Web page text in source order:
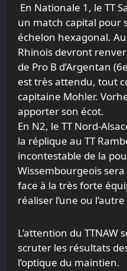
En Nationale 1, le TT
un match capital pour
échelon hexagonal.
Rhinois devront
de Pro B d’Argentan
est très attendu, tout
capitaine Mohler.
apporter son écot.
En N2, le TT Nord-Alsace Wissembourg donnera
la réplique au TT
incontestable de la
Wissembourgeois
face à la très forte
réaliser l’une ou
L’attention du
scruter les résultats
l’optique du maintien.